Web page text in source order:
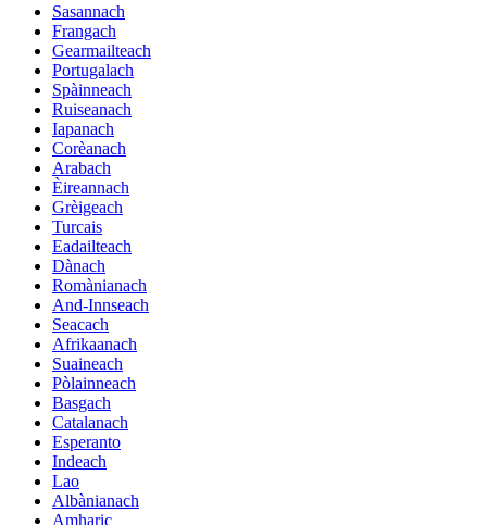
Sasannach
Frangach
Gearmailteach
Portugalach
Spàinneach
Ruiseanach
Iapanach
Corèanach
Arabach
Èireannach
Grèigeach
Turcais
Eadailteach
Dànach
Romànianach
And-Innseach
Seacach
Afrikaanach
Suaineach
Pòlainneach
Basgach
Catalanach
Esperanto
Indeach
Lao
Albànianach
Amharic